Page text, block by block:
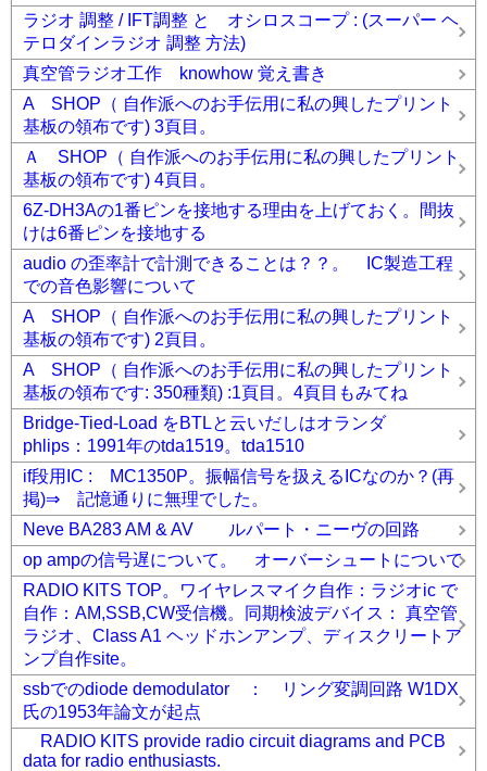
ラジオ 調整 / IFT調整 と オシロスコープ : (スーパー ヘ
テロダインラジオ 調整 方法)
真空管ラジオ工作 knowhow 覚え書き
A SHOP（ 自作派へのお手伝用に私の興したプリント
基板の領布です) 3頁目。
Ａ SHOP（ 自作派へのお手伝用に私の興したプリント
基板の領布です) 4頁目。
6Z-DH3Aの1番ピンを接地する理由を上げておく。間抜
けは6番ピンを接地する
audio の歪率計で計測できることは？？。 IC製造工程
での音色影響について
A SHOP（ 自作派へのお手伝用に私の興したプリント
基板の領布です) 2頁目。
A SHOP（ 自作派へのお手伝用に私の興したプリント
基板の領布です: 350種類) :1頁目。4頁目もみてね
Bridge-Tied-Load をBTLと云いだしはオランダ
phlips：1991年のtda1519。tda1510
if段用IC : MC1350P。振幅信号を扱えるICなのか？(再
掲)⇒ 記憶通りに無理でした。
Neve BA283 AM & AV ルパート・ニーヴの回路
op ampの信号遅について。 オーバーシュートについて
RADIO KITS TOP。ワイヤレスマイク自作：ラジオic で
自作：AM,SSB,CW受信機。同期検波デバイス： 真空管
ラジオ、Class A1 ヘッドホンアンプ、ディスクリートア
ンプ自作site。
ssbでのdiode demodulator ： リング変調回路 W1DX
氏の1953年論文が起点
RADIO KITS provide radio circuit diagrams and PCB
data for radio enthusiasts.